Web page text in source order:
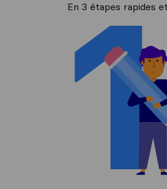
En 3 étapes rapides